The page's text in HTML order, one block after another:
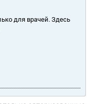
для врачей. Здесь